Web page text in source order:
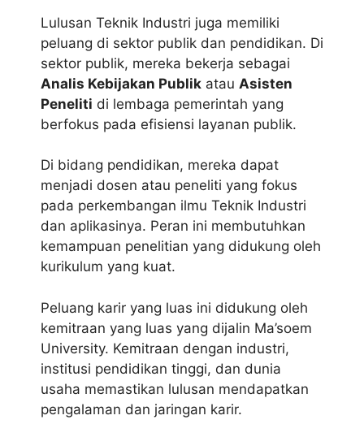
Lulusan Teknik Industri juga memiliki
peluang di sektor publik dan pendidikan. Di
sektor publik, mereka bekerja sebagai
Analis Kebijakan Publik atau Asisten
Peneliti di lembaga pemerintah yang
berfokus pada efisiensi layanan publik.
Di bidang pendidikan, mereka dapat
menjadi dosen atau peneliti yang fokus
pada perkembangan ilmu Teknik Industri
dan aplikasinya. Peran ini membutuhkan
kemampuan penelitian yang didukung oleh
kurikulum yang kuat.
Peluang karir yang luas ini didukung oleh
kemitraan yang luas yang dijalin Ma’soem
University. Kemitraan dengan industri,
institusi pendidikan tinggi, dan dunia
usaha memastikan lulusan mendapatkan
pengalaman dan jaringan karir.